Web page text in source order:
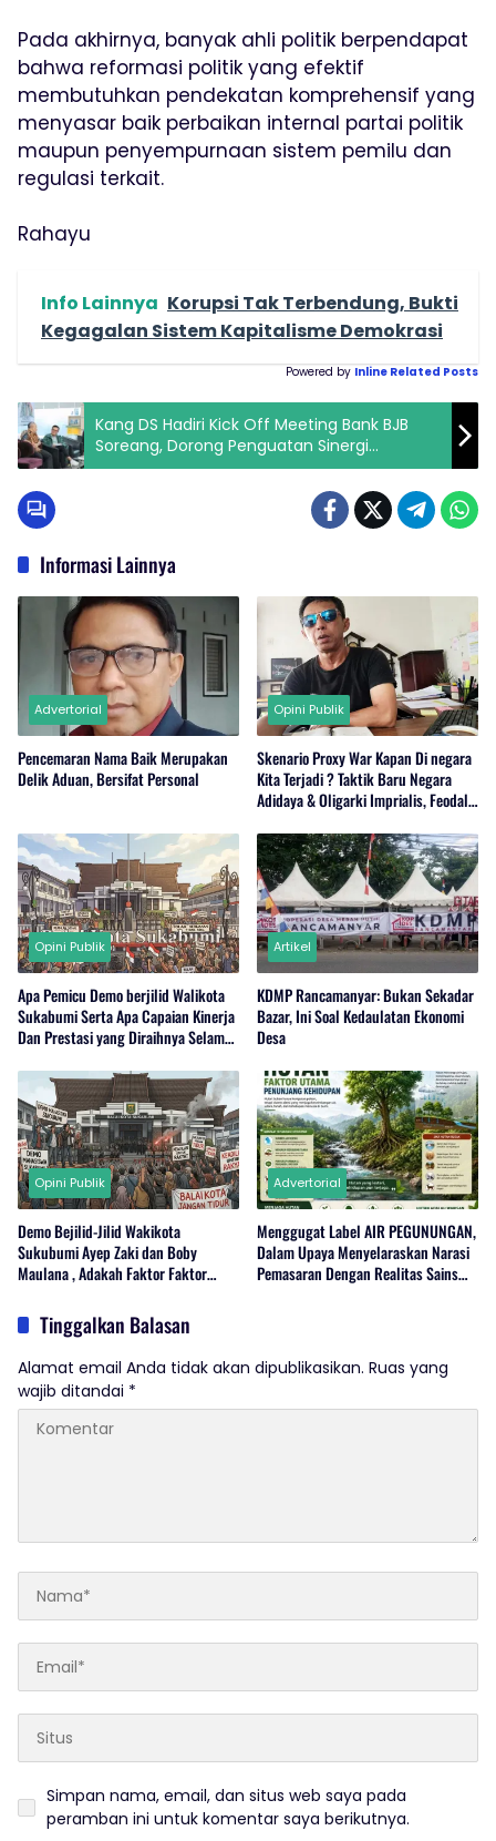
Pada akhirnya, banyak ahli politik berpendapat
bahwa reformasi politik yang efektif
membutuhkan pendekatan komprehensif yang
menyasar baik perbaikan internal partai politik
maupun penyempurnaan sistem pemilu dan
regulasi terkait.
Rahayu
Info Lainnya Korupsi Tak Terbendung, Bukti
Kegagalan Sistem Kapitalisme Demokrasi
Powered by Inline Related Posts
Kang DS Hadiri Kick Off Meeting Bank BJB
Soreang, Dorong Penguatan Sinergi
Pembangunan Daerah
Informasi Lainnya
Advertorial
Pencemaran Nama Baik Merupakan
Delik Aduan, Bersifat Personal
Opini Publik
Skenario Proxy War Kapan Di negara
Kita Terjadi ? Taktik Baru Negara
Adidaya & Oligarki Imprialis, Feodalis
Opini Publik
Apa Pemicu Demo berjilid Walikota
Sukabumi Serta Apa Capaian Kinerja
Dan Prestasi yang Diraihnya Selama
Artikel
KDMP Rancamanyar: Bukan Sekadar
Bazar, Ini Soal Kedaulatan Ekonomi
Desa
Opini Publik
Demo Bejilid-Jilid Wakikota
Sukubumi Ayep Zaki dan Boby
Maulana , Adakah Faktor Faktor
Advertorial
Menggugat Label AIR PEGUNUNGAN,
Dalam Upaya Menyelaraskan Narasi
Pemasaran Dengan Realitas Sains
Tinggalkan Balasan
Alamat email Anda tidak akan dipublikasikan. Ruas yang
wajib ditandai *
Simpan nama, email, dan situs web saya pada
peramban ini untuk komentar saya berikutnya.